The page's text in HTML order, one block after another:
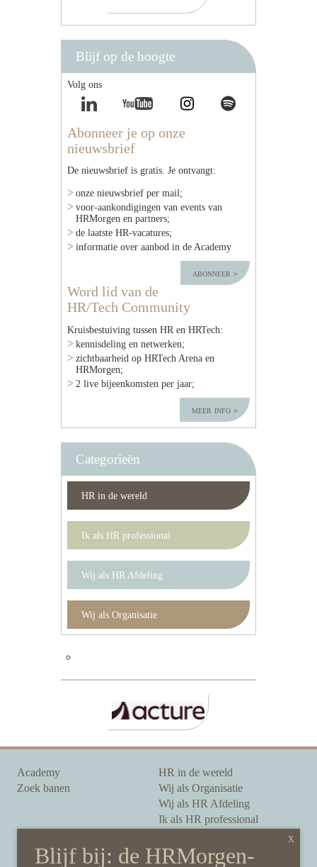
Blijf op de hoogte
Volg ons
Abonneer je op onze
nieuwsbrief
De nieuwsbrief is gratis. Je ontvangt:
onze nieuwsbrief per mail;
voor-aankondigingen van events van
HRMorgen en partners;
de laatste HR-vacatures;
informatie over aanbod in de Academy
abonneer
Word lid van de
HR/Tech Community
Kruisbestuiving tussen HR en HRTech:
kennisdeling en netwerken;
zichtbaarheid op HRTech Arena en
HRMorgen;
2 live bijeenkomsten per jaar;
meer info
Categorieën
HR in de wereld
Ik als HR professional
Wij als HR Afdeling
Wij als Organisatie
Academy
Zoek banen
HR in de wereld
Wij als Organisatie
Wij als HR Afdeling
Ik als HR professional
Onze auteurs
Onze partners